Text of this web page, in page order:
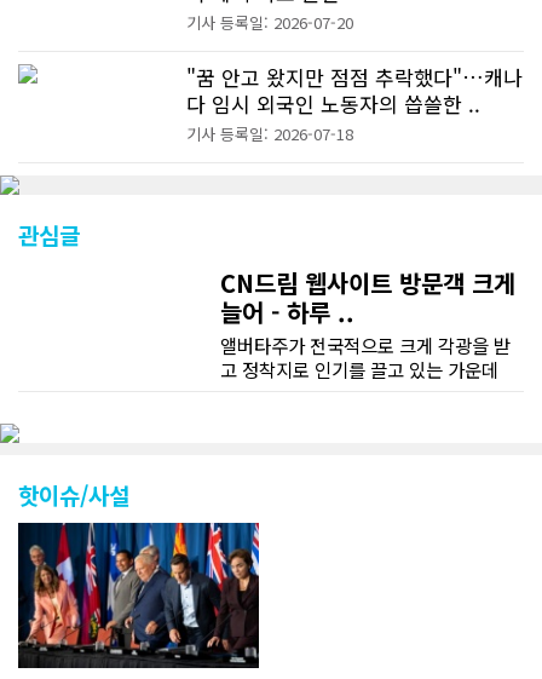
기사 등록일: 2026-07-20
"꿈 안고 왔지만 점점 추락했다"…캐나
다 임시 외국인 노동자의 씁쓸한 ..
기사 등록일: 2026-07-18
관심글
CN드림 웹사이트 방문객 크게
늘어 - 하루 ..
앨버타주가 전국적으로 크게 각광을 받
고 정착지로 인기를 끌고 있는 가운데
명에 달하며 133만건 조회수를 기록했
다. 1인당 방문수는 한달 32.25회이며
하루 평균 1.1회에 달해 거의 매일 본지
를 접속하고 있는 것으로 조사됐다. 한편
신규 회원 가입자수는 2~3년 전까지는
하루 평균 7명 정도였으나 최근 2~3월
핫이슈/사설